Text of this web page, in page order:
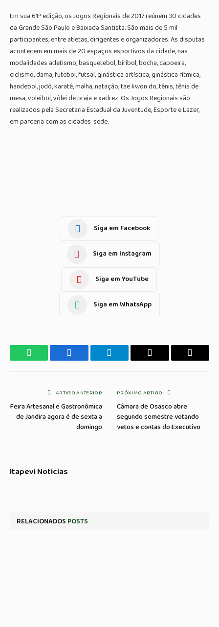
Em sua 61ª edição, os Jogos Regionais de 2017 reúnem 30 cidades
da Grande São Paulo e Baixada Santista. São mais de 5 mil
participantes, entre atletas, dirigentes e organizadores. As disputas
acontecem em mais de 20 espaços esportivos da cidade, nas
modalidades atletismo, basquetebol, biribol, bocha, capoeira,
ciclismo, dama, futebol, futsal, ginástica artística, ginástica rítmica,
handebol, judô, karatê, malha, natação, tae kwon do, tênis, tênis de
mesa, voleibol, vôlei de praia e xadrez. Os Jogos Regionais são
realizados pela Secretaria Estadual da Juventude, Esporte e Lazer,
em parceria com as cidades-sede.
Siga em Facebook
Siga em Instagram
Siga em YouTube
Siga em WhatsApp
WhatsApp Facebook Telegrama Copiar
E-
ARTIGO ANTERIOR
Feira Artesanal e Gastronômica
de Jandira agora é de sexta a
domingo
PRÓXIMO ARTIGO
Câmara de Osasco abre
segundo semestre votando
vetos e contas do Executivo
Itapevi Noticias
RELACIONADOS POSTS